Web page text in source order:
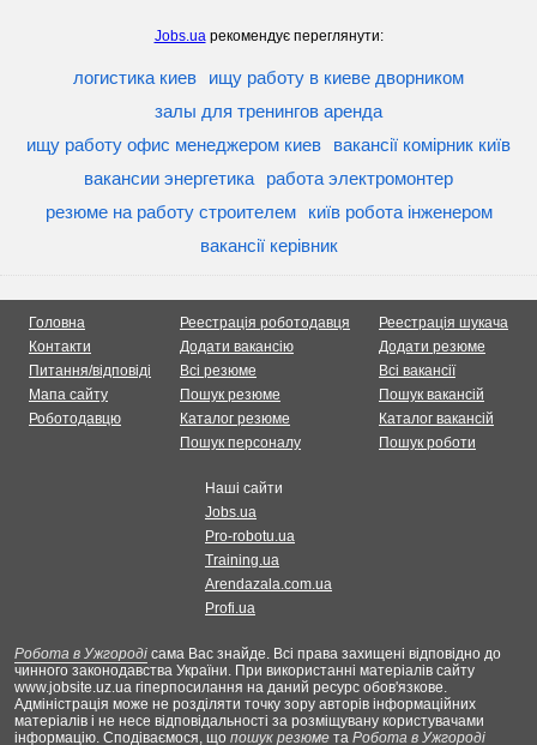
Jobs.uaрекомендує переглянути:
логистика киев
ищу работу в киеве дворником
залы для тренингов аренда
ищу работу офис менеджером киев
вакансії комірник київ
вакансии энергетика
работа электромонтер
резюме на работу строителем
київ робота інженером
вакансії керівник
Головна
Контакти
Питання/відповіді
Мапа сайту
Роботодавцю
Реестрація роботодавця
Додати вакансію
Всі резюме
Пошук резюме
Каталог резюме
Пошук персоналу
Реестрація шукача
Додати резюме
Всі вакансії
Пошук вакансій
Каталог вакансій
Пошук роботи
Наші сайти
Jobs.ua
Pro-robotu.ua
Training.ua
Arendazala.com.ua
Profi.ua
Робота в Ужгороді сама Вас знайде. Всі права захищені відповідно до
чинного законодавства України. При використанні матеріалів сайту
www.jobsite.uz.ua гіперпосилання на даний ресурс обов'язкове.
Адміністрація може не розділяти точку зору авторів інформаційних
матеріалів і не несе відповідальності за розміщувану користувачами
інформацію. Сподіваємося, що пошук резюме та Робота в Ужгороді